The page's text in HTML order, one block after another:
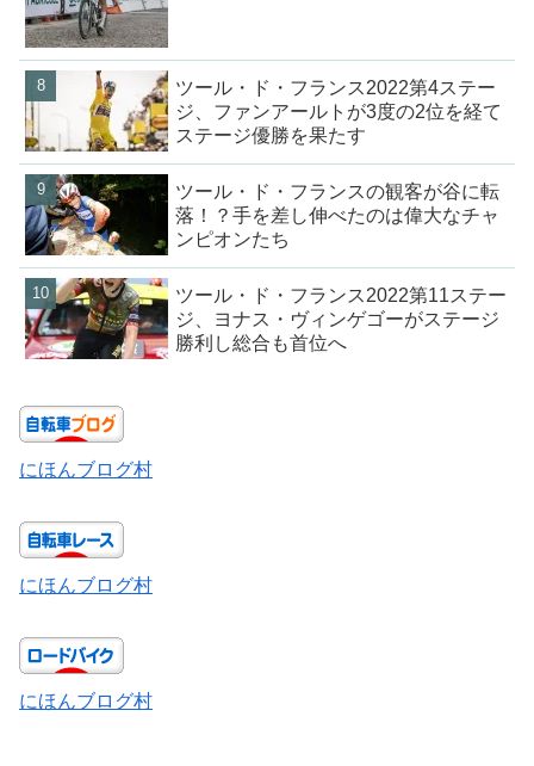
ツール・ド・フランス2022第4ステー
ジ、ファンアールトが3度の2位を経て
ステージ優勝を果たす
ツール・ド・フランスの観客が谷に転
落！？手を差し伸べたのは偉大なチャ
ンピオンたち
ツール・ド・フランス2022第11ステー
ジ、ヨナス・ヴィンゲゴーがステージ
勝利し総合も首位へ
にほんブログ村
にほんブログ村
にほんブログ村